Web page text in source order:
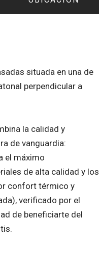
situada en una de
perpendicular a
la calidad y
de vanguardia:
el máximo
de alta calidad y los
confort térmico y
verificado por el
de beneficiarte del